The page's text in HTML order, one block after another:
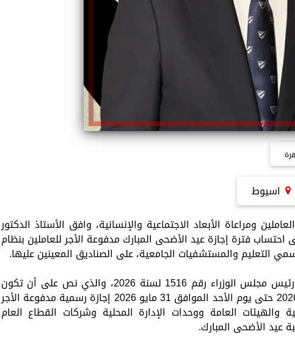
اسيوط
ومراعاة الأبعاد الاجتماعية والإنسانية، وافق الأستاذ الدكتور
فترة إجازة عيد الأضحى المبارك مدفوعة الأجر للعاملين بنظام
التعليم والمستشفيات الجامعية، على الصناديق المعينين عليها.
ويأتي ذلك في ضوء قرار السيد الدكتور رئيس مجلس الوزراء رقم 1516 لسنة 2026، والذي نص على أن تكون
الفترة من يوم الثلاثاء الموافق 26 مايو 2026 حتى يوم الأحد الموافق 31 مايو 2026 إجازة رسمية مدفوعة الأجر
والهيئات العامة ووحدات الإدارة المحلية وشركات القطاع العام
عيد الأضحى المبارك.